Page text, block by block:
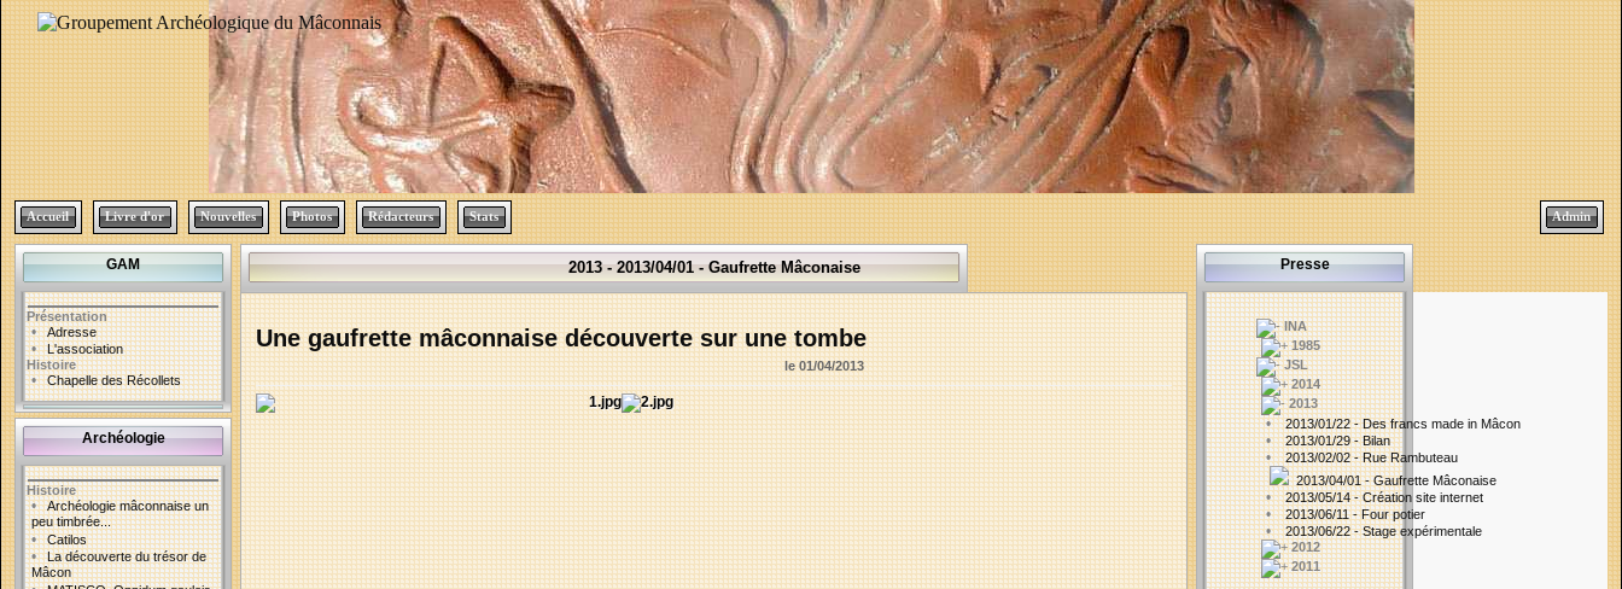
Admin
Accueil Livre d'or Nouvelles Photos Rédacteurs Stats
GAM
Présentation
•Adresse
•L'association
Histoire
•Chapelle des Récollets
Archéologie
Histoire
•Archéologie mâconnaise un
peu timbrée...
•Catilos
•La découverte du trésor de
Mâcon
2013 - 2013/04/01 - Gaufrette Mâconaise
Une gaufrette mâconnaise découverte sur une tombe
le 01/04/2013
Presse
INA
1985
JSL
2014
2013
•2013/01/22 - Des francs made in Mâcon
•2013/01/29 - Bilan
•2013/02/02 - Rue Rambuteau
2013/04/01 - Gaufrette Mâconaise
•2013/05/14 - Création site internet
•2013/06/11 - Four potier
•2013/06/22 - Stage expérimentale
2012
2011